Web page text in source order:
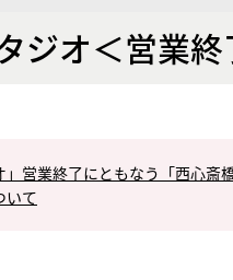
ジオ＜営業終
」営業終了にともなう「西心斎
いて